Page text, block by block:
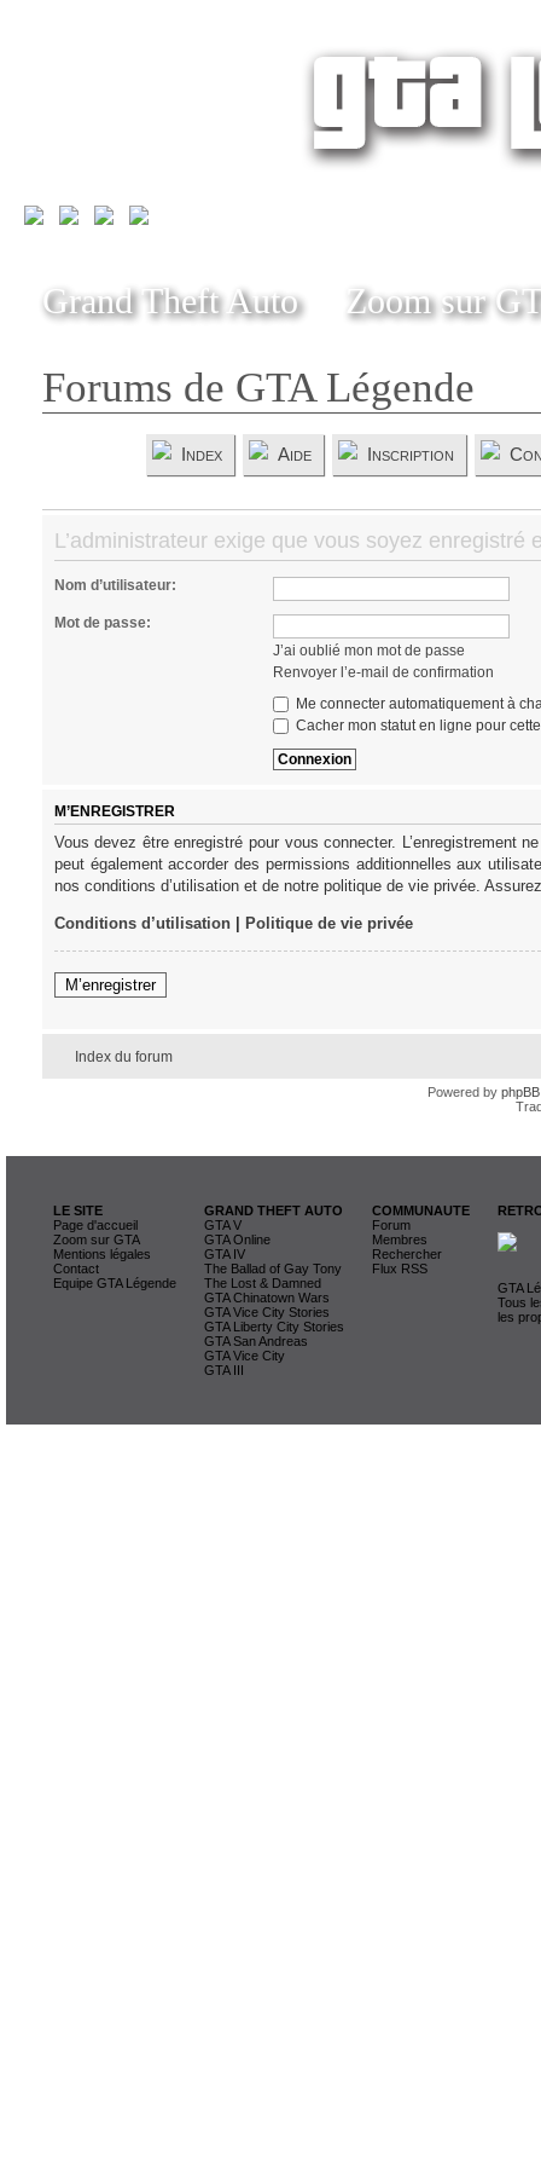
Grand Theft Auto Zoom sur
Forums de GTA Légende
Index Aide Inscription
L’administrateur exige que vous soyez
Nom d’utilisateur:
Mot de passe:
J’ai oublié mon mot de passe
Renvoyer l’e-mail de confirmation
Me connecter automatiquement à
Cacher mon statut en ligne pour
M’ENREGISTRER
Vous devez être enregistré pour vous connecter. L’enregistrement
peut également accorder des permissions additionnelles aux
nos conditions d’utilisation et de notre politique de vie privée.
Conditions d’utilisation| Politique de vie privée
M’enregistrer
Index du forum
Powered by phpBB
LE SITE
Page d'accueil
Zoom sur GTA
Mentions légales
Contact
Equipe GTA Légende
GRAND THEFT AUTO
GTA V
GTA Online
GTA IV
The Ballad of Gay Tony
The Lost & Damned
GTA Chinatown Wars
GTA Vice City Stories
GTA Liberty City Stories
GTA San Andreas
GTA Vice City
GTA III
COMMUNAUTE
Forum
Membres
Rechercher
Flux RSS
GTA
Tous
les